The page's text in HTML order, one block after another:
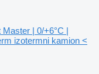
Master | 0/+6°C |
izotermni kamion <